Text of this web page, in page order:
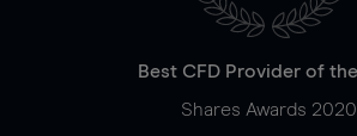
Best CFD Provider of
Shares Awards 2020